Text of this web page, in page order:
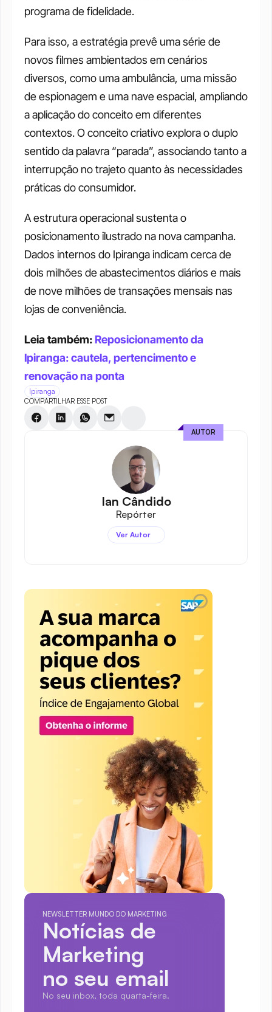
programa de fidelidade.
Para isso, a estratégia prevê uma série de
novos filmes ambientados em cenários
diversos, como uma ambulância, uma missão
de espionagem e uma nave espacial, ampliando
a aplicação do conceito em diferentes
contextos. O conceito criativo explora o duplo
sentido da palavra “parada”, associando tanto a
interrupção no trajeto quanto às necessidades
práticas do consumidor.
A estrutura operacional sustenta o
posicionamento ilustrado na nova campanha.
Dados internos do Ipiranga indicam cerca de
dois milhões de abastecimentos diários e mais
de nove milhões de transações mensais nas
lojas de conveniência.
Leia também: Reposicionamento da
Ipiranga: cautela, pertencimento e
renovação na ponta
Ipiranga
COMPARTILHAR ESSE POST
Ian Cândido
Repórter
Ver Autor
AUTOR
NEWSLETTER MUNDO DO MARKETING
Notícias de
Marketing
no seu email
No seu inbox, toda quarta-feira.